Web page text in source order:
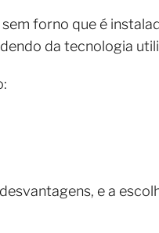
forno que é
da tecnologia
e a